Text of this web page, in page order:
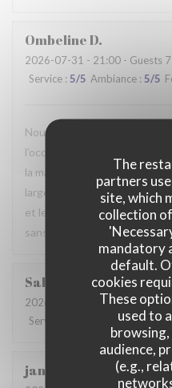
The
partners
site, which
collection
mandatory
default.
cookies
These
used to
audience,
(e.g.,
OmbelineD
2026-07-31 - 21:00 - Guests 7
Service : 5/5 Ambiance : 5/5
Nous avons passé un
l’occasion, pour certains
la manière la plus
largement à la hauteur de
et le personnel
sans hésiter que nous
Sabrina
2026-07-25
- 21:00 - Guests 2
Service
Ambiance:4 /5
jan